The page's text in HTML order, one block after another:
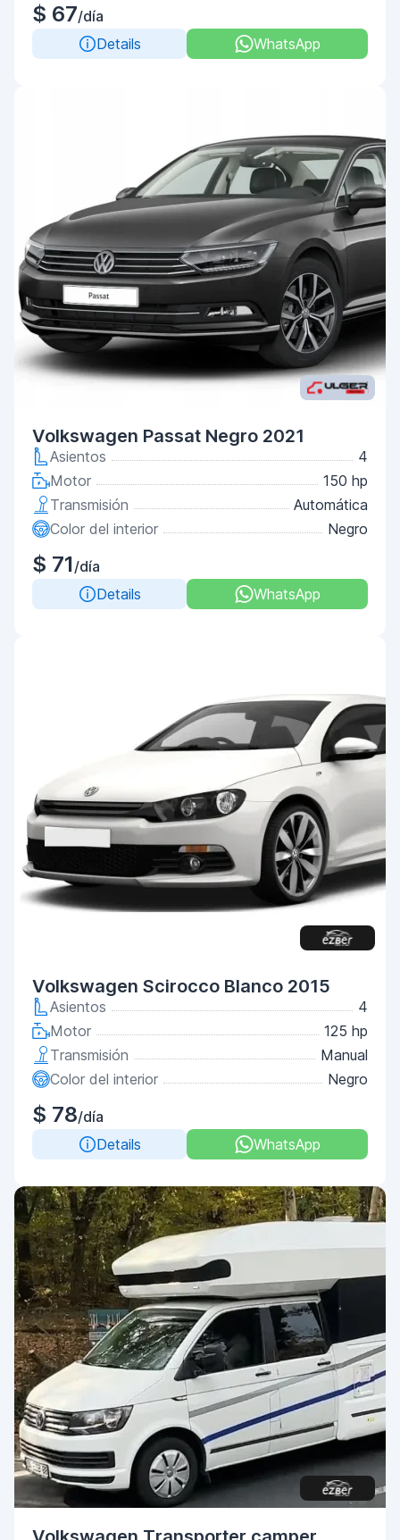
$ 67/día
Details
WhatsApp
Volkswagen Passat Negro 2021
Asientos
4
Motor
150 hp
Transmisión
Automática
Color del interior
Negro
$ 71/día
Details
WhatsApp
Volkswagen Scirocco Blanco 2015
Asientos
4
Motor
125 hp
Transmisión
Manual
Color del interior
Negro
$ 78/día
Details
WhatsApp